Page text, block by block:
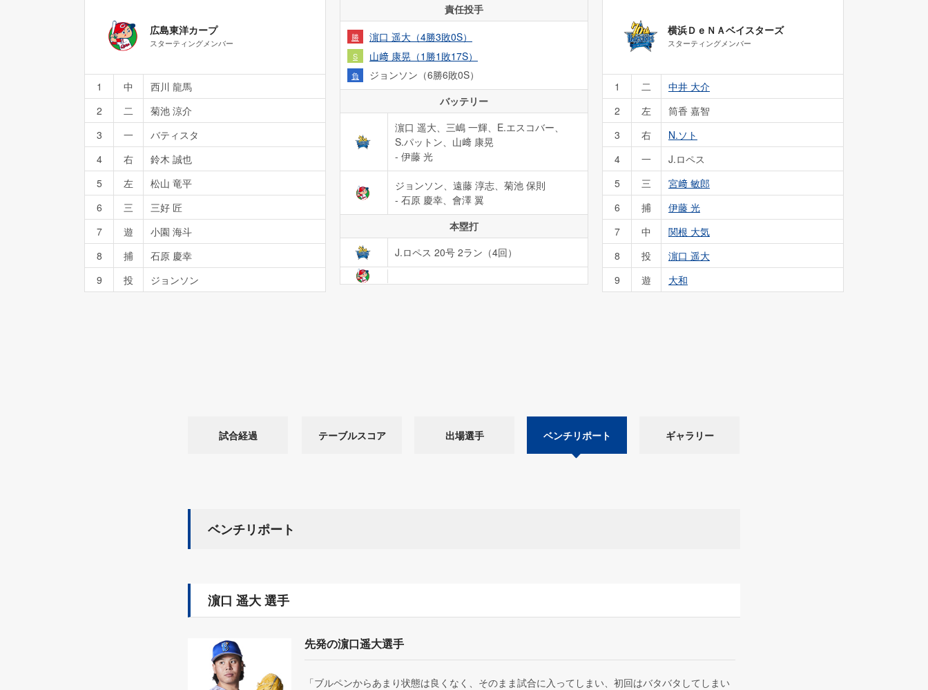
広島東洋カープ
スターティングメンバー
1 中
西川 龍馬
2
二
菊池 涼介
3
一
バティスタ
4
右
鈴木 誠也
5
左
松山 竜平
6
三
三好 匠
7
遊
小園 海斗
8
捕
石原 慶幸
9
投 ジョンソン
責任投手
勝 濵口 遥大（4勝3敗0S）
S 山﨑 康晃（1勝1敗17S）
負
ジョンソン（6勝6敗0S）
バッテリー
濵口 遥大、三嶋 一輝、E.エスコバー、
S.パットン、山﨑 康晃
- 伊藤 光
ジョンソン、遠藤 淳志、菊池 保則
- 石原 慶幸、會澤 翼
本塁打
J.ロペス 20号 2ラン（4回）
横浜ＤｅＮＡベイスターズ
スターティングメンバー
1 二
中井 大介
2
左
筒香 嘉智
3
右
N.ソト
4
一
J.ロペス
5
三
宮﨑 敏郎
6
捕
伊藤 光
7
中
関根 大気
8
投
濵口 遥大
9
遊 大和
試合経過 テーブルスコア 出場選手 ベンチリポート ギャラリー
ベンチリポート
濵口 遥大 選手
先発の濵口遥大選手
「ブルペンからあまり状態は良くなく、そのまま試合に入ってしまい、初回はバタバタしてしまい